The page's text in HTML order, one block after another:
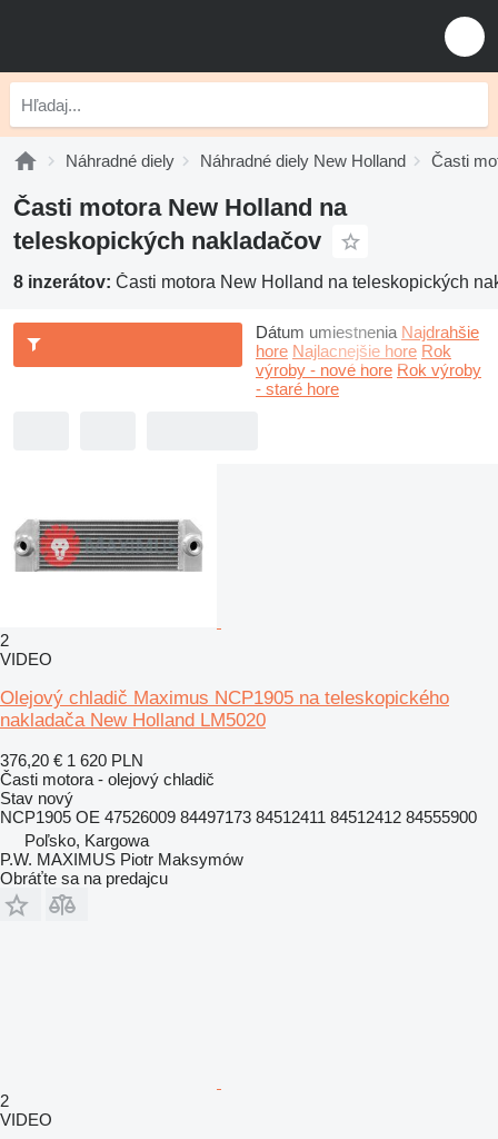
Náhradné diely Náhradné diely New Holland Časti
Časti motora New Holland na
teleskopických nakladačov
8 inzerátov: Časti motora New Holland na teleskopických
Dátum umiestnenia Najdrahšie
hore Najlacnejšie hore Rok
výroby - nové hore Rok výroby
- staré hore
2
VIDEO
Olejový chladič Maximus NCP1905 na teleskopického
nakladača New Holland LM5020
376,20 € 1 620 PLN
Časti motora - olejový chladič
Stav nový
NCP1905 OE 47526009 84497173 84512411 84512412 84555900
Poľsko, Kargowa
P.W. MAXIMUS Piotr Maksymów
Obráťte sa na predajcu
2
VIDEO